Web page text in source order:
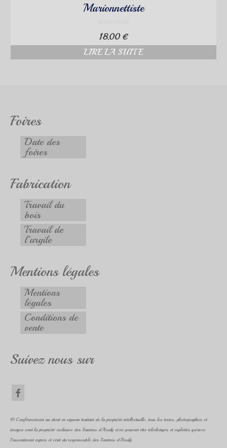
Marionnettiste
18.00 €
LIRE LA SUITE
Foires
Date des
foires
Fabrication
Travail du
bois
Travail de
l’argile
Mentions légales
Mentions
légales
Conditions de
vente
Suivez nous sur
© Conformément au droit en vigueur traitant de la propriété intellectuelle, tous les textes, photographies et
images sont la propriété exclusive des Santons d'Analy et ne peuvent être téléchargés et exploités qu'avec
l'assentiment exprès et écrit du responsable des Santons d'Analy.